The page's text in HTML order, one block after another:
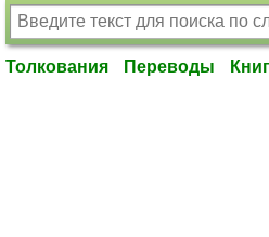
Толкования Переводы